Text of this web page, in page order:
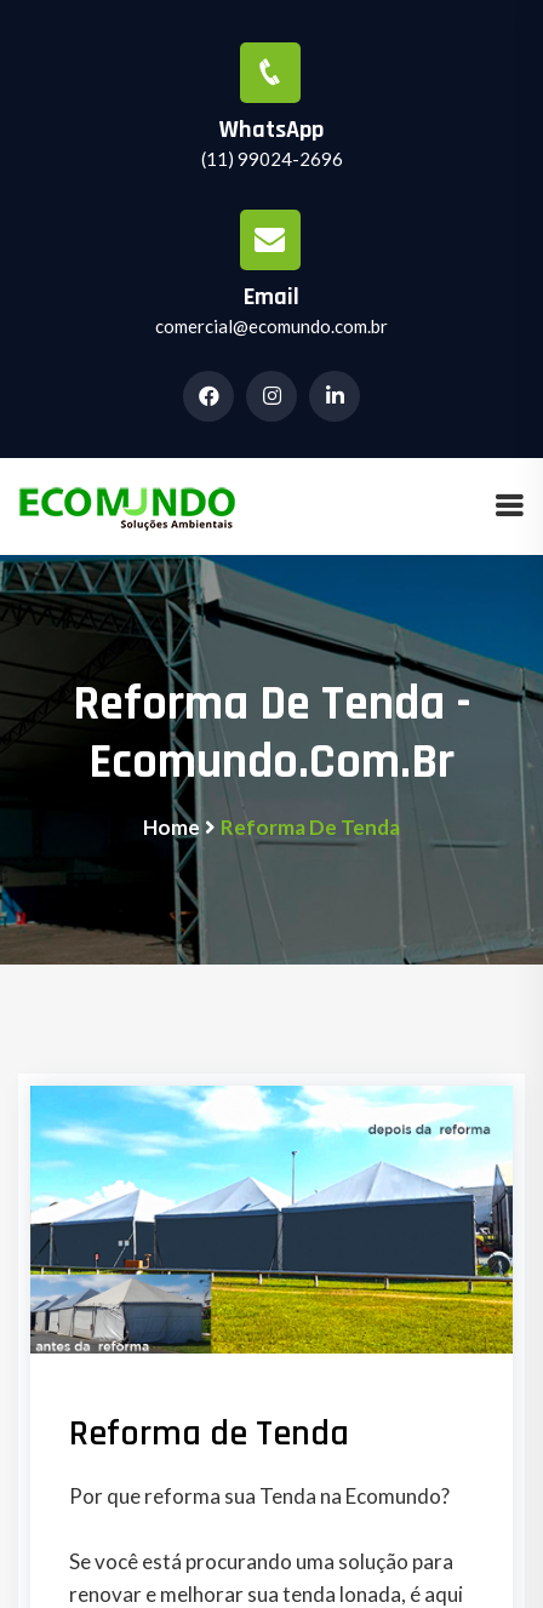
WhatsApp
(11) 99024-2696
Email
comercial@ecomundo.com.br
Reforma De Tenda -
Ecomundo.com.br
Home Reforma De Tenda
Reforma de Tenda
Por que reforma sua Tenda na Ecomundo?
Se você está procurando uma solução para
renovar e melhorar sua tenda lonada, é aqui